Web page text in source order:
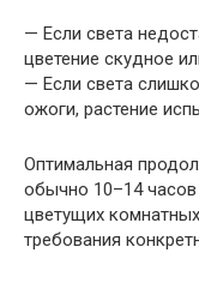
— Если света
цветение скудное
— Если света
ожоги, растение
Оптимальная
обычно 10–14
цветущих
требования